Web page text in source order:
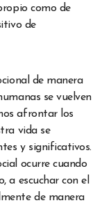
como de
de
de manera
se vuelven
afrontar los
vida se
y significativos.
ocurre cuando
a escuchar con el
de manera